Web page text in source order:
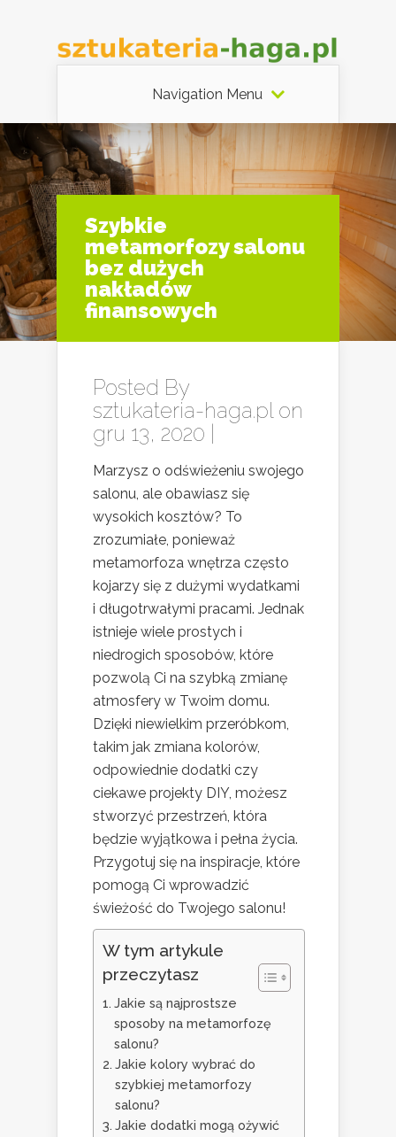
Navigation Menu
Szybkie
metamorfozy salonu
bez dużych
nakładów
finansowych
Posted By
sztukateria-haga.plon
gru 13, 2020 |
Marzysz o odświeżeniu swojego
salonu, ale obawiasz się
wysokich kosztów? To
zrozumiałe, ponieważ
metamorfoza wnętrza często
kojarzy się z dużymi wydatkami
i długotrwałymi pracami. Jednak
istnieje wiele prostych i
niedrogich sposobów, które
pozwolą Ci na szybką zmianę
atmosfery w Twoim domu.
Dzięki niewielkim przeróbkom,
takim jak zmiana kolorów,
odpowiednie dodatki czy
ciekawe projekty DIY, możesz
stworzyć przestrzeń, która
będzie wyjątkowa i pełna życia.
Przygotuj się na inspiracje, które
pomogą Ci wprowadzić
świeżość do Twojego salonu!
W tym artykule
przeczytasz
Jakie są najprostsze
sposoby na metamorfozę
salonu?
Jakie kolory wybrać do
szybkiej metamorfozy
salonu?
Jakie dodatki mogą ożywić